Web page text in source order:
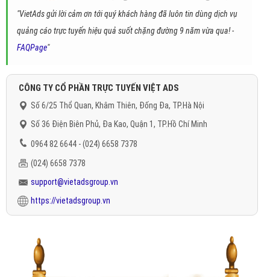
"VietAds gửi lời cảm ơn tới quý khách hàng đã luôn tin dùng dịch vụ
quảng cáo trực tuyến hiệu quả suốt chặng đường 9 năm vừa qua! -
FAQPage"
CÔNG TY CỔ PHẦN TRỰC TUYẾN VIỆT ADS
Số 6/25 Thổ Quan, Khâm Thiên, Đống Đa, TP.Hà Nội
Số 36 Điện Biên Phủ, Đa Kao, Quận 1, TP.Hồ Chí Minh
0964 82 6644 - (024) 6658 7378
(024) 6658 7378
support@vietadsgroup.vn
https://vietadsgroup.vn